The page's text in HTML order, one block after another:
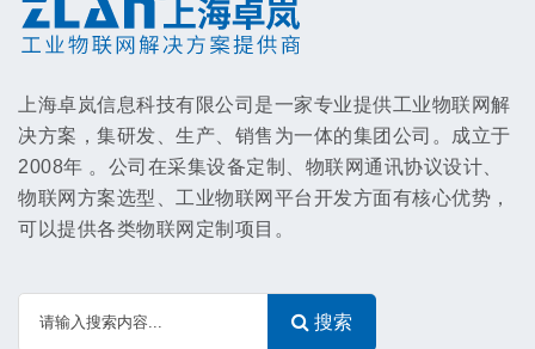
上海卓岚信息科技有限公司是一家专业提供工业物联网解
决方案，集研发、生产、销售为一体的集团公司。成立于
2008年 。公司在采集设备定制、物联网通讯协议设计、
物联网方案选型、工业物联网平台开发方面有核心优势，
可以提供各类物联网定制项目。
搜索